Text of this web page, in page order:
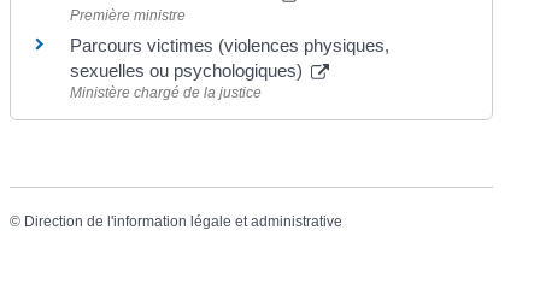
Première ministre
Parcours victimes (violences physiques,
sexuelles ou psychologiques)
Ministère chargé de la justice
© Direction de l'information légale et administrative